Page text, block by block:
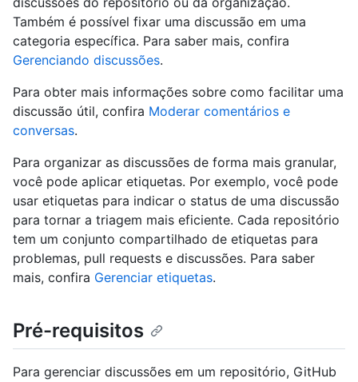
Também é possível fixar uma discussão em uma
categoria específica. Para saber mais, confira
Gerenciando discussões.
Para obter mais informações sobre como facilitar uma
discussão útil, confira Moderar comentários e
conversas.
Para organizar as discussões de forma mais granular,
você pode aplicar etiquetas. Por exemplo, você pode
usar etiquetas para indicar o status de uma discussão
para tornar a triagem mais eficiente. Cada repositório
tem um conjunto compartilhado de etiquetas para
problemas, pull requests e discussões. Para saber
mais, confira Gerenciar etiquetas.
Pré-requisitos
Para gerenciar discussões em um repositório, GitHub